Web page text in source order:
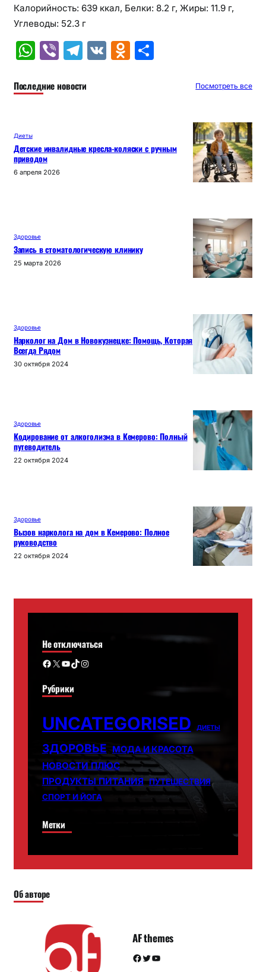
Калорийность: 639 ккал, Белки: 8.2 г, Жиры: 11.9 г,
Углеводы: 52.3 г
W
at
p
p
Vi
er
T
e
m
V O
a
О
в
Последние новости Посмотреть все
Диеты
Детские инвалидные кресла-коляски с ручным
приводом
6 апреля 2026
Здоровье
Запись в стоматологическую клинику
25 марта 2026
Здоровье
Нарколог на Дом в Новокузнецке: Помощь, Которая
Всегда Рядом
30 октября 2024
Здоровье
Кодирование от алкоголизма в Кемерово: Полный
путеводитель
22 октября 2024
Здоровье
Вызов нарколога на дом в Кемерово: Полное
руководство
22 октября 2024
Не отключаться
Facebook X YouTube TikTok Instagram
Рубрики
UNCATEGORISED ДИЕТЫ
ЗДОРОВЬЕ МОДА И КРАСОТА
НОВОСТИ ПЛЮС
ПРОДУКТЫ ПИТАНИЯ ПУТЕШЕСТВИЯ
СПОРТ И ЙОГА
Метки
Об авторе
AF themes
Facebook Twitter YouTube